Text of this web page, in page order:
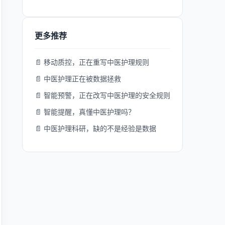
更多推荐
📄 移动质控，正在重写中医护理规则
📄 中医护理正在被数据拯救
📄 智能预警，正在改写中医护理的安全规则
📄 智能提醒，真懂中医护理吗？
📄 中医护理科研，缺的不是经验是数据